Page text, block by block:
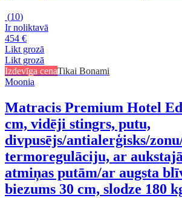
(10)
Ir noliktavā
454 €
Likt grozā
Likt grozā
Izdevīga cenaTikai Bonami
Moonia
Matracis Premium Hotel
cm, vidēji stingrs, putu,
divpusējs/antialerģisks/
termoregulāciju, ar
atmiņas putām/ar augsta
biezums 30 cm, slodze 180